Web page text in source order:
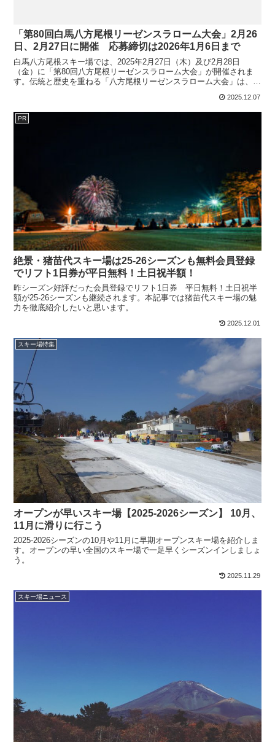
「第80回白馬八方尾根リーゼンスラローム大会」2月26
日、2月27日に開催 応募締切は2026年1月6日まで
白馬八方尾根スキー場では、2025年2月27日（木）及び2月28日
（金）に「第80回八方尾根リーゼンスラローム大会」が開催されま
す。伝統と歴史を重ねる「八方尾根リーゼンスラローム大会」は、白
2025.12.07
PR
絶景・猪苗代スキー場は25-26シーズンも無料会員登録
でリフト1日券が平日無料！土日祝半額！
昨シーズン好評だった会員登録でリフト1日券 平日無料！土日祝半
額が25-26シーズンも継続されます。本記事では猪苗代スキー場の魅
力を徹底紹介したいと思います。
2025.12.01
スキー場特集
オープンが早いスキー場【2025-2026シーズン】 10月、
11月に滑りに行こう
2025-2026シーズンの10月や11月に早期オープンスキー場を紹介しま
す。オープンの早い全国のスキー場で一足早くシーズンインしましょ
う。
2025.11.29
スキー場ニュース